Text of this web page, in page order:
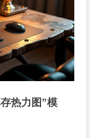
热力图”模